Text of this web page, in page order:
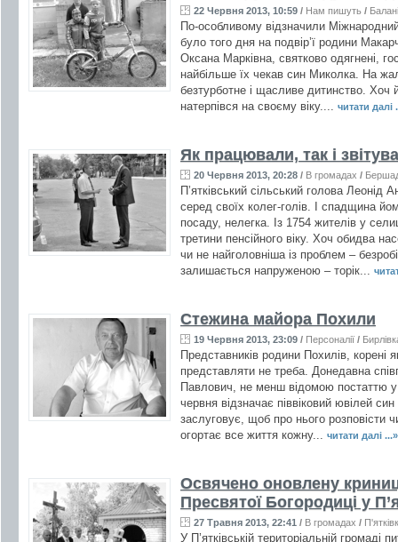
22 Червня 2013, 10:59 / Нам пишуть /
По-особливому відзначили
було того дня на подвір’ї родини
Оксана Марківна, святково одягнені,
найбільше їх чекав син Миколка. На
безтурботне і щасливе дитинство. Хоч
натерпівся на своєму віку.... читати далі
Як працювали, так і
20 Червня 2013, 20:28 / В громадах /
П’ятківський сільський голова
серед своїх колег-голів. І спадщина
посаду, нелегка. Із 1754 жителів у
третини пенсійного віку. Хоч обидва
чи не найголовніша із проблем –
залишається напруженою – торік...
Стежина майора Похили
19 Червня 2013, 23:09 / Персоналії /
Представників родини Похилів, корені
представляти не треба. Донедавна
Павлович, не менш відомою постаттю у
червня відзначає піввіковий ювілей
заслуговує, щоб про нього розповісти
огортає все життя кожну... читати далі ...»
Освячено оновлену
Пресвятої Богородиці у
27 Травня 2013, 22:41 / В громадах /
У П’ятківській територіальній громаді